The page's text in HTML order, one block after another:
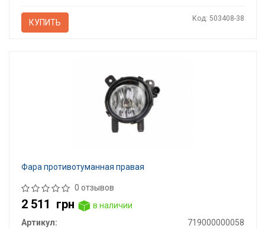
КУПИТЬ Код: 503408-38
Фара противотуманная правая
0 отзывов
2 511 грн
в наличии
Артикул:
719000000058